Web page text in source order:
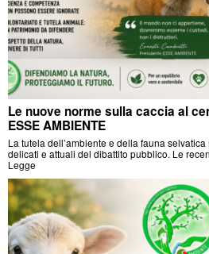
Le nuove norme sulla caccia al
ESSE AMBIENTE
La tutela dell’ambiente e della fauna
delicati e attuali del dibattito pubblico. Le
Legge